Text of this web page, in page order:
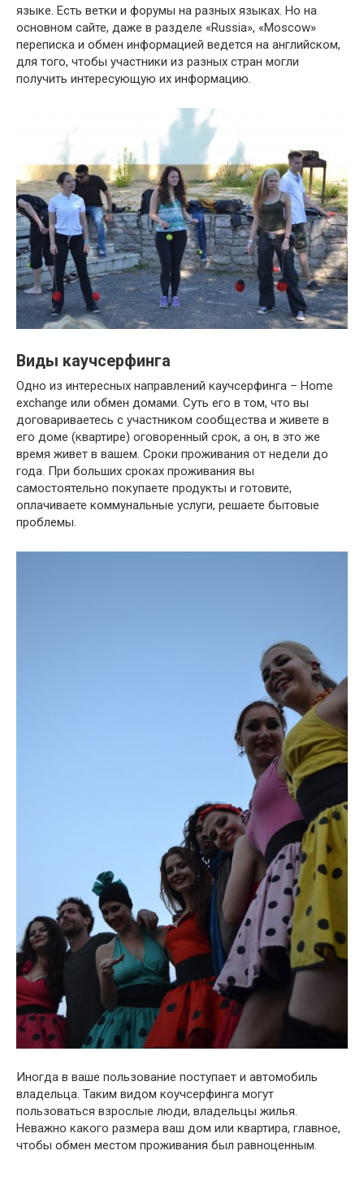
языке. Есть ветки и форумы на разных языках. Но на
основном сайте, даже в разделе «Russia», «Moscow»
переписка и обмен информацией ведется на английском,
для того, чтобы участники из разных стран могли
получить интересующую их информацию.
Виды каучсерфинга
Одно из интересных направлений каучсерфинга – Home
exchange или обмен домами. Суть его в том, что вы
договариваетесь с участником сообщества и живете в
его доме (квартире) оговоренный срок, а он, в это же
время живет в вашем. Сроки проживания от недели до
года. При больших сроках проживания вы
самостоятельно покупаете продукты и готовите,
оплачиваете коммунальные услуги, решаете бытовые
проблемы.
Иногда в ваше пользование поступает и автомобиль
владельца. Таким видом коучсерфинга могут
пользоваться взрослые люди, владельцы жилья.
Неважно какого размера ваш дом или квартира, главное,
чтобы обмен местом проживания был равноценным.